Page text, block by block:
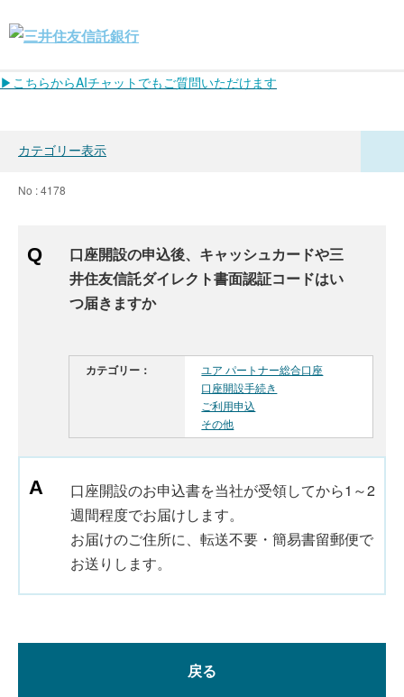
▶こちらからAIチャットでもご質問いただけます
カテゴリー表示
No : 4178
口座開設の申込後、キャッシュカードや三
井住友信託ダイレクト書面認証コードはい
つ届きますか
カテゴリー：
ユア パートナー総合口座
口座開設手続き
ご利用申込
その他
口座開設のお申込書を当社が受領してから1～2
週間程度でお届けします。
お届けのご住所に、転送不要・簡易書留郵便で
お送りします。
戻る